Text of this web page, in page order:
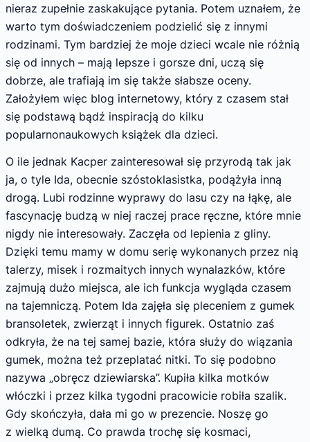
nieraz zupełnie zaskakujące pytania. Potem uznałem, że
warto tym doświadczeniem podzielić się z innymi
rodzinami. Tym bardziej że moje dzieci wcale nie różnią
się od innych – mają lepsze i gorsze dni, uczą się
dobrze, ale trafiają im się także słabsze oceny.
Założyłem więc blog internetowy, który z czasem stał
się podstawą bądź inspiracją do kilku
popularnonaukowych książek dla dzieci.
O ile jednak Kacper zainteresował się przyrodą tak jak
ja, o tyle Ida, obecnie szóstoklasistka, podążyła inną
drogą. Lubi rodzinne wyprawy do lasu czy na łąkę, ale
fascynację budzą w niej raczej prace ręczne, które mnie
nigdy nie interesowały. Zaczęła od lepienia z gliny.
Dzięki temu mamy w domu serię wykonanych przez nią
talerzy, misek i rozmaitych innych wynalazków, które
zajmują dużo miejsca, ale ich funkcja wygląda czasem
na tajemniczą. Potem Ida zajęła się pleceniem z gumek
bransoletek, zwierząt i innych figurek. Ostatnio zaś
odkryła, że na tej samej bazie, która służy do wiązania
gumek, można też przeplatać nitki. To się podobno
nazywa „obręcz dziewiarska”. Kupiła kilka motków
włóczki i przez kilka tygodni pracowicie robiła szalik.
Gdy skończyła, dała mi go w prezencie. Noszę go
z wielką dumą. Co prawda trochę się kosmaci,